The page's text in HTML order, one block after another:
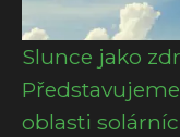
Slunce jako
oblasti